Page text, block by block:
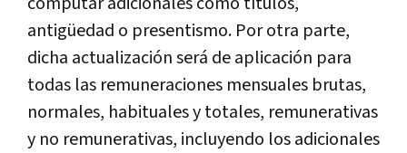
antigüedad o presentismo. Por otra parte,
dicha actualización será de aplicación para
todas las remuneraciones mensuales brutas,
normales, habituales y totales, remunerativas
y no remunerativas, incluyendo los adicionales